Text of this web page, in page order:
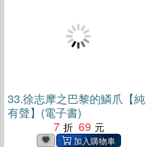
33.徐志摩之巴黎的鱗爪【純
有聲】(電子書)
7
69